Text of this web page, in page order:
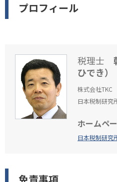
プロフィール
税理士
ひでき）
株式会社
日本税制研
ホームペ
日本税制研究